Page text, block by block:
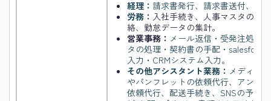
経理： 請求書発行、請求書送付、売
労務： 入社手続き、人事マスタの管
絡、勤怠データの集計。
営業事務： メール返信・受発注処理
タの処理・契約書の手配・
入力・CRMシステム入力。
その他アシスタント業務： メディア
やパンフレットの依頼代行、アンケ
依頼代行、配送手続き、SNSの予約